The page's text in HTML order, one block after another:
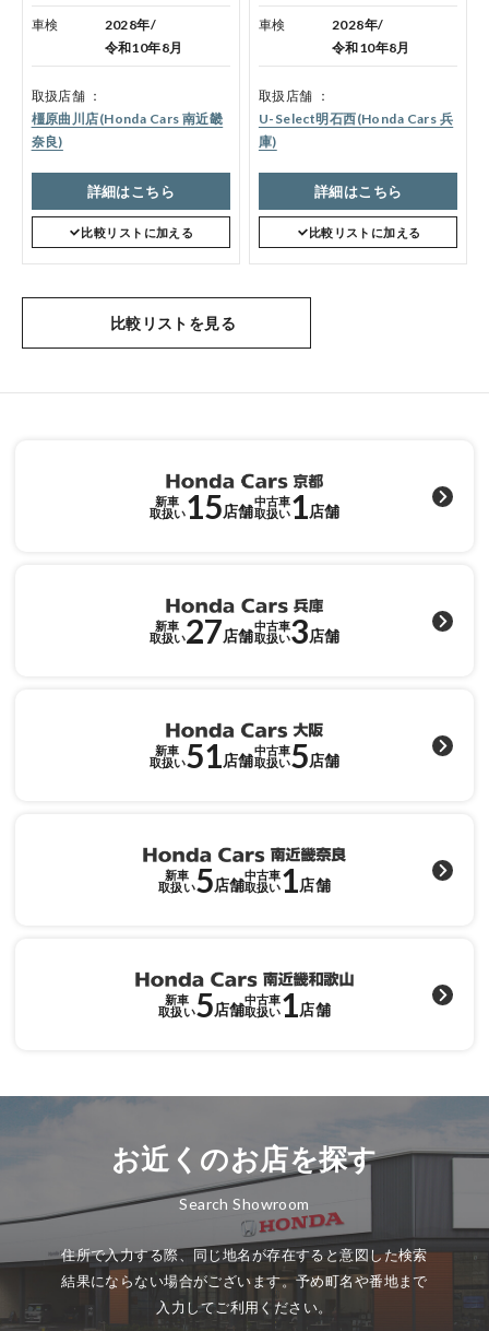
車検
2028年/
令和10年8月
取扱店舗
橿原曲川店(Honda Cars 南近畿
奈良)
詳細はこちら
比較リストに加える
車検
2028年/
令和10年8月
取扱店舗
U-Select明石西(Honda Cars 兵
庫)
詳細はこちら
比較リストに加える
比較リストを見る
新車
取扱い15店舗
中古車
取扱い1店舗
新車
取扱い27店舗
中古車
取扱い3店舗
新車
取扱い51店舗
中古車
取扱い5店舗
新車
取扱い5店舗
中古車
取扱い1店舗
新車
取扱い5店舗
中古車
取扱い1店舗
お近くのお店を探す
Search Showroom
住所で入力する際、同じ地名が存在すると意図した検索
結果にならない場合がございます。予め町名や番地まで
入力してご利用ください。